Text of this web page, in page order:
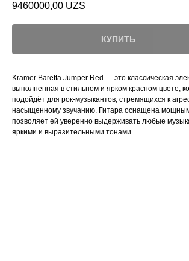
9460000,00 UZS
КУПИТЬ
Kramer Baretta Jumper Red — это классическая
выполненная в стильном и ярком красном цвете,
подойдёт для рок-музыкантов, стремящихся к
насыщенному звучанию. Гитара оснащена
позволяет ей уверенно выдерживать любые
яркими и выразительными тонами.